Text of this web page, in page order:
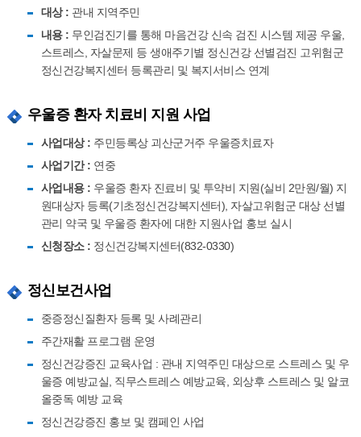
대상 : 관내 지역주민
내용 : 무인검진기를 통해 마음건강 신속 검진 시스템 제공 우울,
스트레스, 자살문제 등 생애주기별 정신건강 선별검진 고위험군
정신건강복지센터 등록관리 및 복지서비스 연계
우울증 환자 치료비 지원 사업
사업대상 : 주민등록상 괴산군거주 우울증치료자
사업기간 : 연중
사업내용 : 우울증 환자 진료비 및 투약비 지원(실비 2만원/월) 지
원대상자 등록(기초정신건강복지센터), 자살고위험군 대상 선별
관리 약국 및 우울증 환자에 대한 지원사업 홍보 실시
신청장소 : 정신건강복지센터(832-0330)
정신보건사업
중증정신질환자 등록 및 사례관리
주간재활 프로그램 운영
정신건강증진 교육사업 : 관내 지역주민 대상으로 스트레스 및 우
울증 예방교실, 직무스트레스 예방교육, 외상후 스트레스 및 알코
올중독 예방 교육
정신건강증진 홍보 및 캠페인 사업